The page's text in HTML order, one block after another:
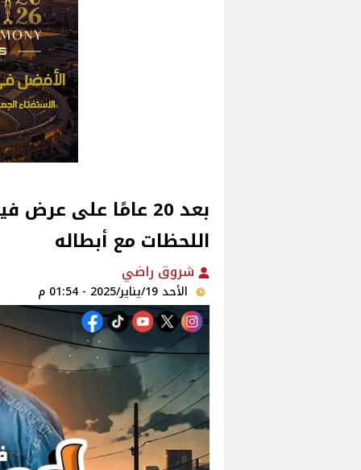
بعد 20 عامًا على
اللحظات مع أبطاله‎
شروق راضي
الأحد 19/يناير/2025 - 01:54 م